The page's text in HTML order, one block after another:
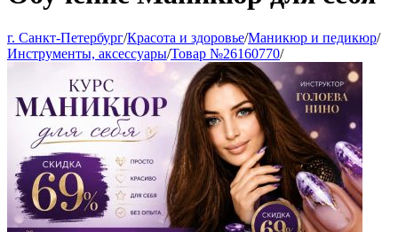
г. Санкт-Петербург/Красота и здоровье/Маникюр и педикюр/
Инструменты, аксессуары/Товар №26160770/